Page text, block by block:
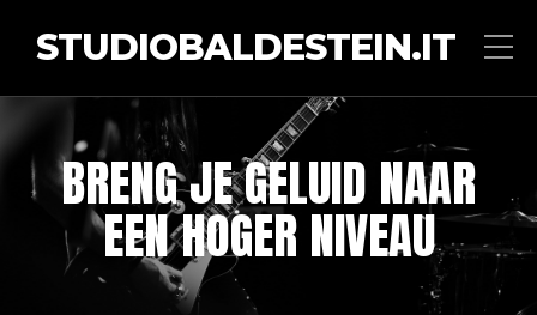
STUDIOBALDESTEIN.IT
BRENG JE GELUID NAAR
EEN HOGER NIVEAU